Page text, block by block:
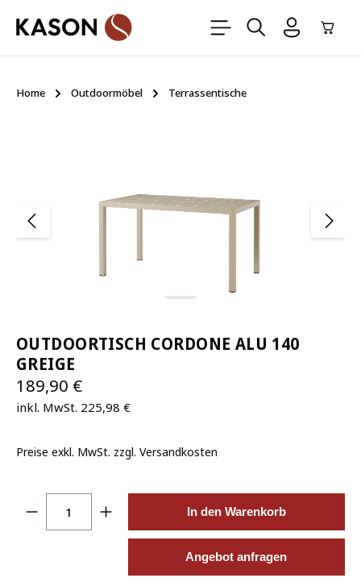
Zum Hauptinhalt springen
Home Outdoormöbel Terrassentische
OUTDOORTISCH CORDONE ALU 140
GREIGE
189,90 €
inkl. MwSt. 225,98 €
Preise exkl. MwSt. zzgl. Versandkosten
Produkt Anzahl: Gib den gewünschten Wert
In den Warenkorb
Angebot anfragen